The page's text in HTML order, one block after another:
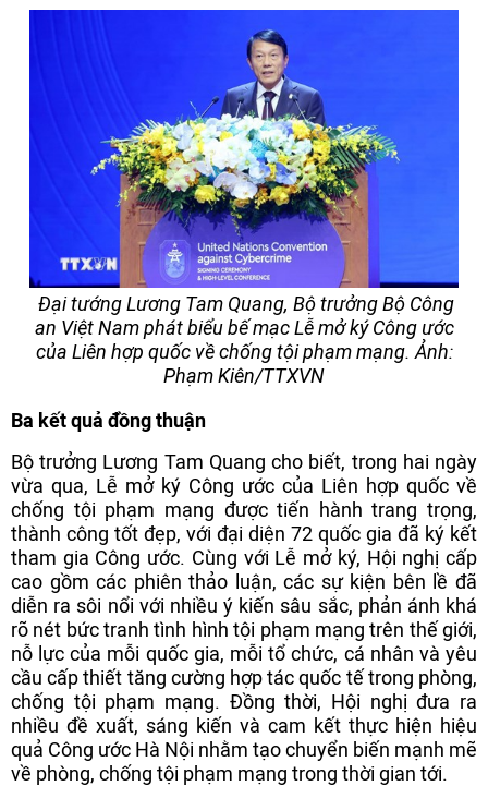
Đại tướng Lương Tam Quang, Bộ trưởng Bộ Công
an Việt Nam phát biểu bế mạc Lễ mở ký Công ước
của Liên hợp quốc về chống tội phạm mạng. Ảnh:
Phạm Kiên/TTXVN
Ba kết quả đồng thuận
Bộ trưởng Lương Tam Quang cho biết, trong hai ngày
vừa qua, Lễ mở ký Công ước của Liên hợp quốc về
chống tội phạm mạng được tiến hành trang trọng,
thành công tốt đẹp, với đại diện 72 quốc gia đã ký kết
tham gia Công ước. Cùng với Lễ mở ký, Hội nghị cấp
cao gồm các phiên thảo luận, các sự kiện bên lề đã
diễn ra sôi nổi với nhiều ý kiến sâu sắc, phản ánh khá
rõ nét bức tranh tình hình tội phạm mạng trên thế giới,
nỗ lực của mỗi quốc gia, mỗi tổ chức, cá nhân và yêu
cầu cấp thiết tăng cường hợp tác quốc tế trong phòng,
chống tội phạm mạng. Đồng thời, Hội nghị đưa ra
nhiều đề xuất, sáng kiến và cam kết thực hiện hiệu
quả Công ước Hà Nội nhằm tạo chuyển biến mạnh mẽ
về phòng, chống tội phạm mạng trong thời gian tới.